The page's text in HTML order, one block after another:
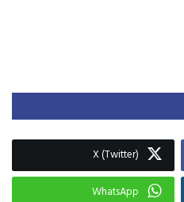
X (Twitter)
WhatsApp